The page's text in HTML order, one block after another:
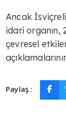
Ancak
idari organın,
çevresel
Paylaş :